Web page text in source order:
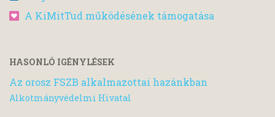
A KiMitTud működésének támogatása
HASONLÓ IGÉNYLÉSEK
Az orosz FSZB alkalmazottai hazánkban
Alkotmányvédelmi Hivatal